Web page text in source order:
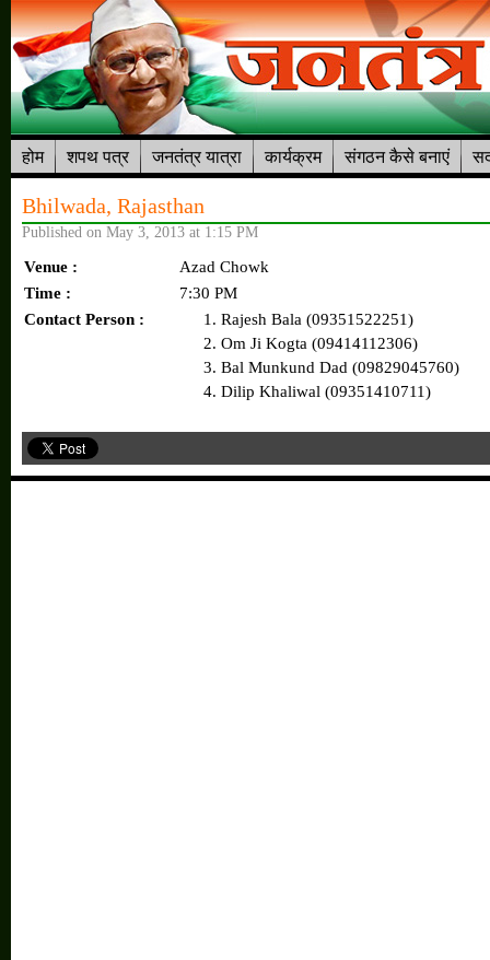
होम शपथ पत्र जनतंत्र यात्रा कार्यक्रम संगठन कैसे बनाएं
Bhilwada, Rajasthan
Published on May 3, 2013 at 1:15 PM
Venue :
Azad Chowk
Time :
7:30 PM
Contact Person :
Rajesh Bala (09351522251)
Om Ji Kogta (09414112306)
Bal Munkund Dad (09829045760)
Dilip Khaliwal (09351410711)